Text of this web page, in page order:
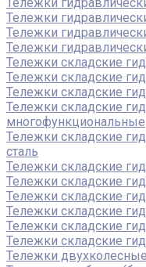
Тележки
Тележки
Тележки
Тележки складские
Тележки складские
Тележки складские
Тележки складские
многофункциональные
Тележки складские
сталь
Тележки складские
Тележки складские
Тележки складские
Тележки складские
Тележки складские
Тележки складские
Тележки